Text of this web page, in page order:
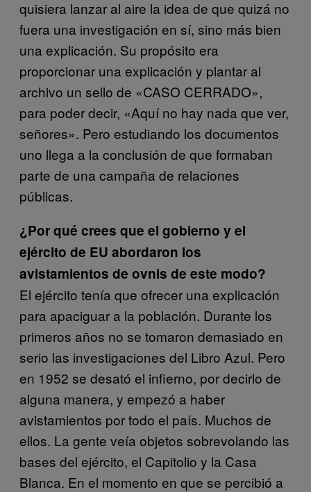
quisiera lanzar al aire la idea de que quizá no
fuera una investigación en sí, sino más bien
una explicación. Su propósito era
proporcionar una explicación y plantar al
archivo un sello de «CASO CERRADO»,
para poder decir, «Aquí no hay nada que ver,
señores». Pero estudiando los documentos
uno llega a la conclusión de que formaban
parte de una campaña de relaciones
públicas.
¿Por qué crees que el gobierno y el
ejército de EU abordaron los
avistamientos de ovnis de este modo?
El ejército tenía que ofrecer una explicación
para apaciguar a la población. Durante los
primeros años no se tomaron demasiado en
serio las investigaciones del Libro Azul. Pero
en 1952 se desató el infierno, por decirlo de
alguna manera, y empezó a haber
avistamientos por todo el país. Muchos de
ellos. La gente veía objetos sobrevolando las
bases del ejército, el Capitolio y la Casa
Blanca. En el momento en que se percibió a